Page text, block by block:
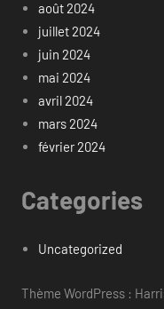
août 2024
juillet 2024
juin 2024
mai 2024
avril 2024
mars 2024
février 2024
Categories
Uncategorized
Thème WordPress :